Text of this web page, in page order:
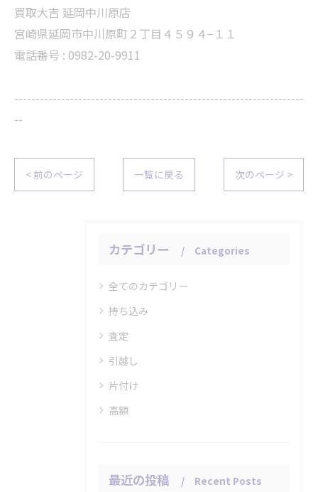
買取大吉 延岡中川原店
宮崎県延岡市中川原町２丁目４５９４−１１
電話番号 : 0982-20-9911
--------------------------------------------------------------------
--
< 前のページ 一覧に戻る 次のページ >
カテゴリー Categories
全てのカテゴリー
持ち込み
査定
引越し
片付け
高額
最近の投稿 Recent Posts